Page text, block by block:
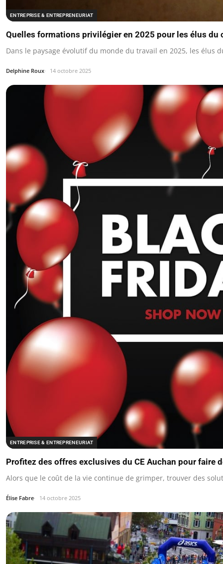
ENTREPRISE & ENTREPRENEURIAT
Quelles formations privilégier en 2025 pour les élus du
Dans le paysage évolutif du monde du travail en 2025, les élus
Delphine Roux 14 octobre 2025
ENTREPRISE & ENTREPRENEURIAT
Profitez des offres exclusives du CE Auchan pour faire
Alors que le coût de la vie continue de grimper, trouver des
Élise Fabre 14 octobre 2025